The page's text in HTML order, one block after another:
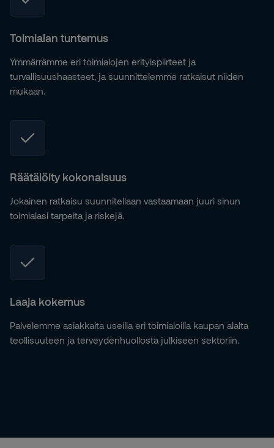
Toimialan tuntemus
Ymmärrämme eri toimialojen erityispiirteet ja
turvallisuushaasteet, ja suunnittelemme ratkaisut niiden
mukaan.
Räätälöity kokonaisuus
Jokainen ratkaisu suunnitellaan vastaamaan juuri sinun
toimialasi tarpeita ja riskejä.
Laaja kokemus
Palvelemme asiakkaita useilla eri toimialoilla kaupan alalta
teollisuuteen ja terveydenhuollosta julkiseen sektoriin.